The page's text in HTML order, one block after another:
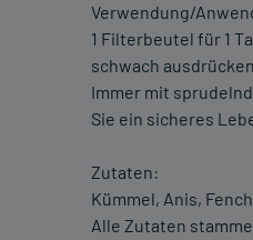
Verwendung/
1 Filterbeutel für 1
schwach
Immer mit
Sie ein sicheres
Zutaten:
Kümmel, Anis,
Alle Zutaten